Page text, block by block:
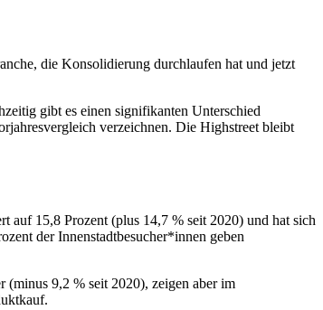
die Konsolidierung durchlaufen hat und jetzt
gibt es einen signifikanten Unterschied
verzeichnen. Die Highstreet bleibt
15,8 Prozent (plus 14,7 % seit 2020) und hat sich
der Innenstadtbesucher*innen geben
(minus 9,2 % seit 2020), zeigen aber im